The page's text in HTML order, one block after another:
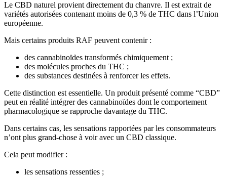
Le CBD naturel provient directement du chanvre. Il est extrait de
variétés autorisées contenant moins de 0,3 % de THC dans l’Union
européenne.
Mais certains produits RAF peuvent contenir :
des cannabinoïdes transformés chimiquement ;
des molécules proches du THC ;
des substances destinées à renforcer les effets.
Cette distinction est essentielle. Un produit présenté comme “CBD”
peut en réalité intégrer des cannabinoïdes dont le comportement
pharmacologique se rapproche davantage du THC.
Dans certains cas, les sensations rapportées par les consommateurs
n’ont plus grand-chose à voir avec un CBD classique.
Cela peut modifier :
les sensations ressenties ;